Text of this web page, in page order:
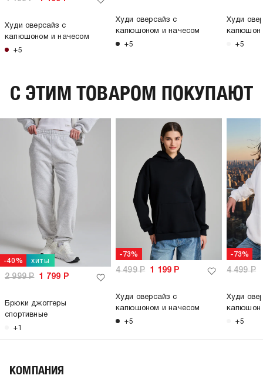
Худи оверсайз с
капюшоном и начесом
+5
Худи оверсайз с
капюшоном и начесом
+5
Худи
+5
C ЭТИМ ТОВАРОМ ПОКУПАЮТ
-40% хиты
2 999Р 1 799 Р
Брюки джоггеры
спортивные
+1
-73%
4 499Р 1 199 Р
Худи оверсайз с
капюшоном и начесом
+5
-73%
4 499Р
Худи
+5
КОМПАНИЯ